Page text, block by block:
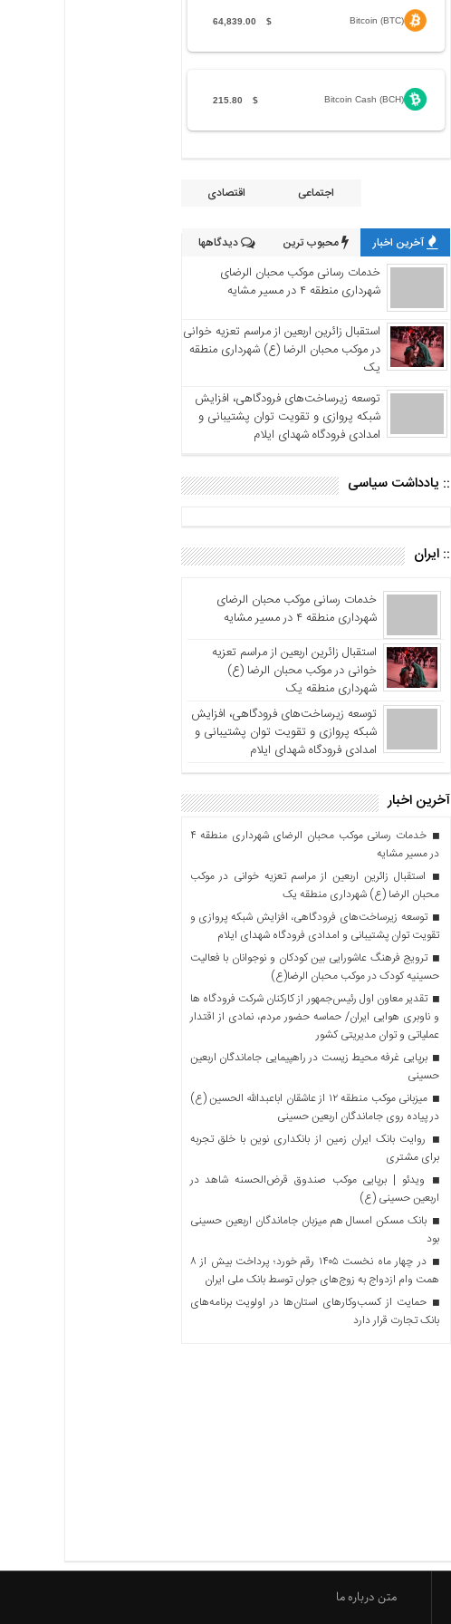
Bitcoin (BTC)
$
64,839.00
Bitcoin Cash (BCH)
$
215.80
اجتماعی اقتصادی
آخرین اخبار محبوب ترین دیدگاهها
خدمات رسانی موکب محبان الرضای
شهرداری منطقه ۴ در مسیر مشایه
استقبال زائرین اربعین از مراسم تعزیه خوانی
در موکب محبان الرضا (ع) شهرداری منطقه
یک
توسعه زیرساخت‌های فرودگاهی، افزایش
شبکه پروازی و تقویت توان پشتیبانی و
امدادی فرودگاه شهدای ایلام
:: یادداشت سیاسی
:: ایران
خدمات رسانی موکب محبان الرضای
شهرداری منطقه ۴ در مسیر مشایه
استقبال زائرین اربعین از مراسم تعزیه
خوانی در موکب محبان الرضا (ع)
شهرداری منطقه یک
توسعه زیرساخت‌های فرودگاهی، افزایش
شبکه پروازی و تقویت توان پشتیبانی و
امدادی فرودگاه شهدای ایلام
آخرین اخبار
خدمات رسانی موکب محبان الرضای شهرداری منطقه ۴
در مسیر مشایه
استقبال زائرین اربعین از مراسم تعزیه خوانی در موکب
محبان الرضا (ع) شهرداری منطقه یک
توسعه زیرساخت‌های فرودگاهی، افزایش شبکه پروازی و
تقویت توان پشتیبانی و امدادی فرودگاه شهدای ایلام
ترویج فرهنگ عاشورایی بین کودکان و نوجوانان با فعالیت
حسینیه کودک در موکب محبان الرضا(ع)
تقدیر معاون اول رئیس‌جمهور از کارکنان شرکت فرودگاه ها
و ناوبری هوایی ایران/ حماسه حضور مردم، نمادی از اقتدار
عملیاتی و توان مدیریتی کشور
برپایی غرفه محیط زیست در راهپیمایی جاماندگان اربعین
حسینی
میزبانی موکب منطقه ۱۲ از عاشقان اباعبدالله الحسین (ع)
در پیاده روی جاماندگان اربعین حسینی
روایت بانک ایران زمین از بانکداری نوین با خلق تجربه
برای مشتری
ویدئو | برپایی موکب صندوق قرض‌الحسنه شاهد در
اربعین حسینی (ع)
بانک مسکن امسال هم میزبان جاماندگان اربعین حسینی
بود
در چهار ماه نخست ۱۴۰۵ رقم خورد؛ پرداخت بیش از ۸
همت وام ازدواج به زوج‌های جوان توسط بانک ملی ایران
حمایت از کسب‌وکارهای استان‌ها در اولویت برنامه‌های
بانک تجارت قرار دارد
متن درباره ما